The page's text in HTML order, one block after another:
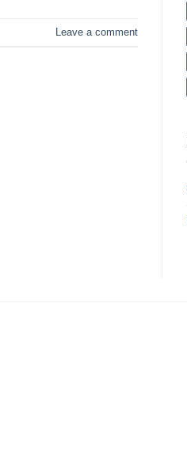
Leave a comment